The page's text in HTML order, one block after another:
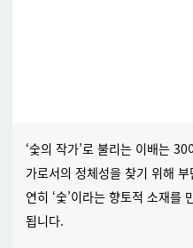
‘숯의 작가’로 불리는 이배는
가로서의 정체성을 찾기 위해
연히 ‘숯’이라는 향토적 소재를
됩니다.